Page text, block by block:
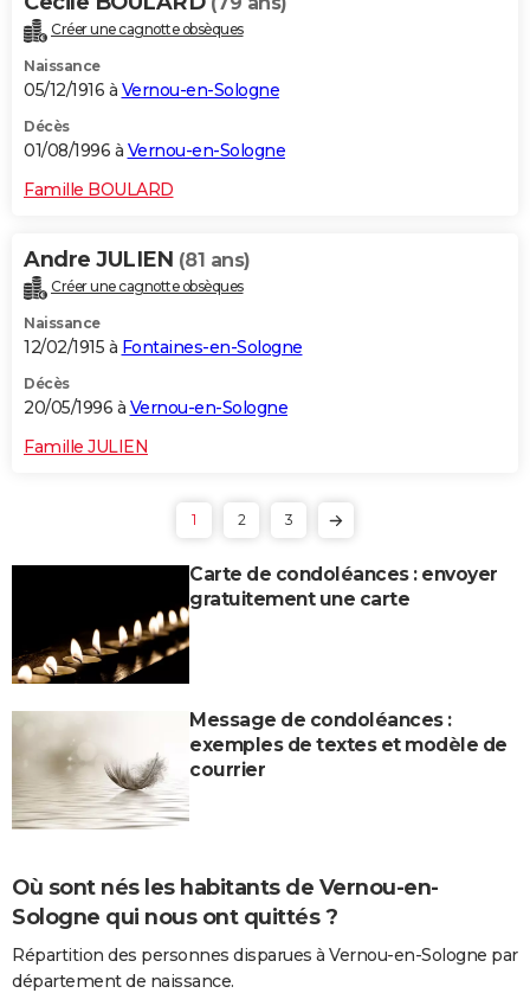
Créer une cagnotte obsèques
Naissance
05/12/1916 à Vernou-en-Sologne
Décès
01/08/1996 à Vernou-en-Sologne
Famille BOULARD
Andre JULIEN (81 ans)
Créer une cagnotte obsèques
Naissance
12/02/1915 à Fontaines-en-Sologne
Décès
20/05/1996 à Vernou-en-Sologne
Famille JULIEN
1 2 3
Carte de condoléances : envoyer
gratuitement une carte
Message de condoléances :
exemples de textes et modèle de
courrier
Où sont nés les habitants de Vernou-en-
Sologne qui nous ont quittés ?
Répartition des personnes disparues à Vernou-en-Sologne par
département de naissance.